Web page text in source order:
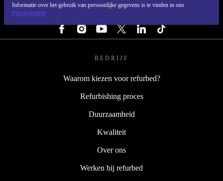
Informatie over het gebruik van persoonlijke gegevens is te vinden in ons
Privacybeleid
BEDRIJF
Waarom kiezen voor refurbed?
Refurbishing proces
Duurzaamheid
Kwaliteit
Over ons
Werken bij refurbed